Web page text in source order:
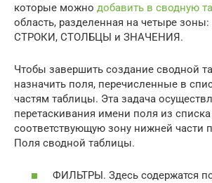
которые можно добавить в сводную
область, разделенная на четыре
СТРОКИ, СТОЛБЦЫ и ЗНАЧЕНИЯ.
Чтобы завершить создание сводной
назначить поля, перечисленные в
частям таблицы. Эта задача
перетаскивания имени поля из
соответствующую зону нижней части
Поля сводной таблицы.
ФИЛЬТРЫ. Здесь содержатся